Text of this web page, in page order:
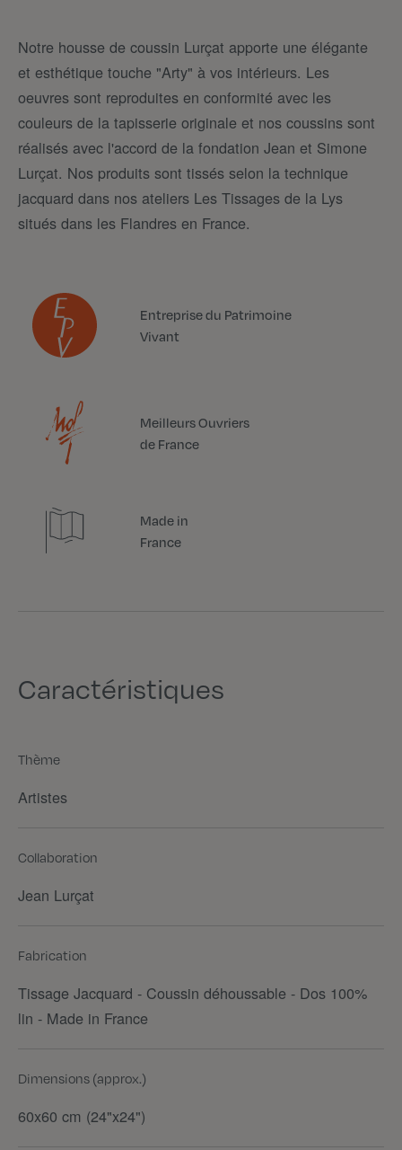
Notre housse de coussin Lurçat apporte une élégante
et esthétique touche "Arty" à vos intérieurs. Les
oeuvres sont reproduites en conformité avec les
couleurs de la tapisserie originale et nos coussins sont
réalisés avec l'accord de la fondation Jean et Simone
Lurçat. Nos produits sont tissés selon la technique
jacquard dans nos ateliers Les Tissages de la Lys
situés dans les Flandres en France.
Entreprise du Patrimoine
Vivant
Meilleurs Ouvriers
de France
Made in
France
Caractéristiques
Thème
Artistes
Collaboration
Jean Lurçat
Fabrication
Tissage Jacquard - Coussin déhoussable - Dos 100%
lin - Made in France
Dimensions (approx.)
60x60 cm (24"x24")